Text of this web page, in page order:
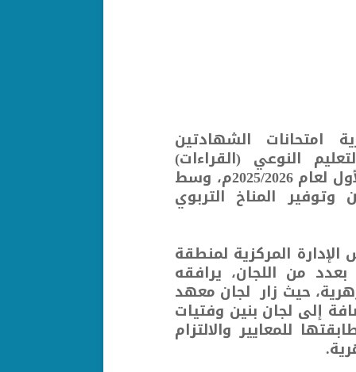
امتحانات الشهادتين
النوعي (القراءات)
بمراحلها الثلاث تجويد وعالية وتخصص للدور الأول لعام 2025/2026م، وسط
وتوفير المناخ التربوي
المركزية لمنطقة
بعدد من اللجان، يرافقه
حيث زار لجان معهد
إلى لجان بنين وفتيات
للمعايير والالتزام